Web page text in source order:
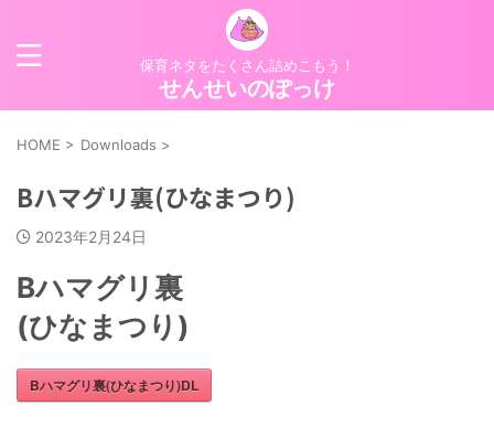
保育ネタをたくさん詰めこもう！
せんせいのぽっけ
HOME > Downloads >
Bハマグリ裏(ひなまつり)
2023年2月24日
Bハマグリ裏
(ひなまつり)
Bハマグリ裏(ひなまつり)DL